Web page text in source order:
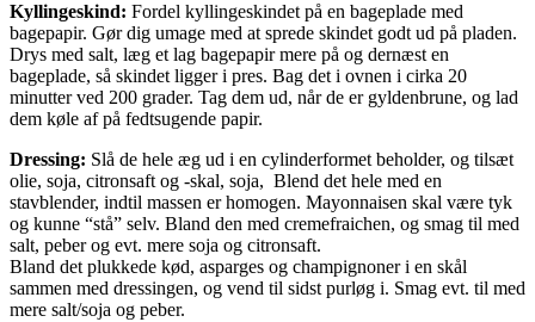
Kyllingeskind: Fordel kyllingeskindet på en bageplade med
bagepapir. Gør dig umage med at sprede skindet godt ud på pladen.
Drys med salt, læg et lag bagepapir mere på og dernæst en
bageplade, så skindet ligger i pres. Bag det i ovnen i cirka 20
minutter ved 200 grader. Tag dem ud, når de er gyldenbrune, og lad
dem køle af på fedtsugende papir.
Dressing: Slå de hele æg ud i en cylinderformet beholder, og tilsæt
olie, soja, citronsaft og -skal, soja, Blend det hele med en
stavblender, indtil massen er homogen. Mayonnaisen skal være tyk
og kunne “stå” selv. Bland den med cremefraichen, og smag til med
salt, peber og evt. mere soja og citronsaft.
Bland det plukkede kød, asparges og champignoner i en skål
sammen med dressingen, og vend til sidst purløg i. Smag evt. til med
mere salt/soja og peber.